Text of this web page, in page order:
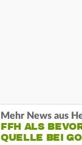
Mehr News aus
FFH ALS
QUELLE BEI